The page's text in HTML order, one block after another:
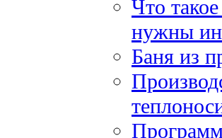
Что
нужны
Баня из